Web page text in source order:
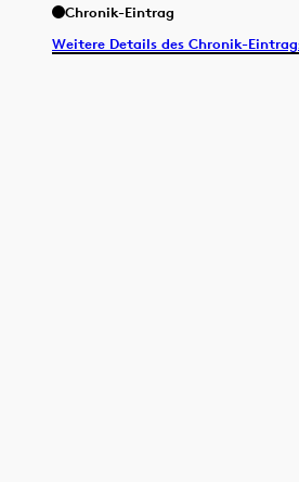
Chronik-Eintrag
Weitere Details des Chronik-